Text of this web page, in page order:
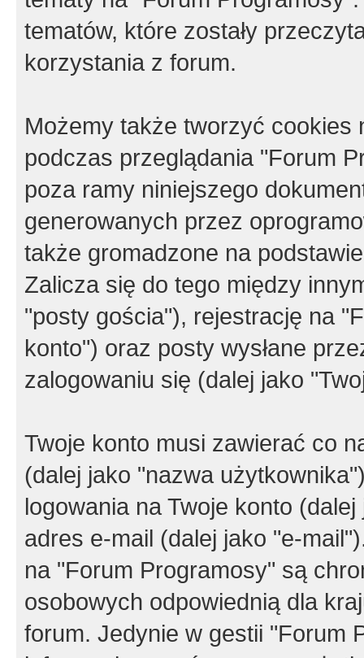
tematów, które zostały
korzystania z forum.
Możemy także tworzyć cookies
podczas przeglądania "Forum
poza ramy niniejszego
generowanych przez
także gromadzone na
Zalicza się do tego między
"posty gościa"), rejestrację na
konto") oraz posty wysłane
zalogowaniu się (dalej jako
Twoje konto musi zawierać co
(dalej jako "nazwa
logowania na Twoje konto
adres e-mail (dalej jako "e-
na "Forum Programosy" są
osobowych odpowiednią dla
forum. Jedynie w gestii "Forum